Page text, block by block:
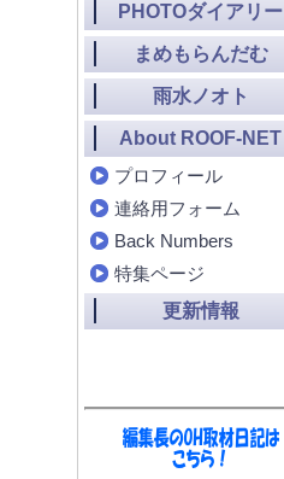
PHOTOダイアリー
まめもらんだむ
雨水ノオト
About ROOF-NET
プロフィール
連絡用フォーム
Back Numbers
特集ページ
更新情報